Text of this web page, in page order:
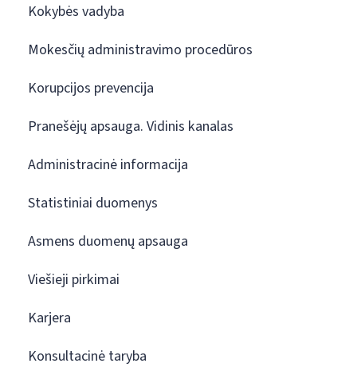
Kokybės vadyba
Mokesčių administravimo procedūros
Korupcijos prevencija
Pranešėjų apsauga. Vidinis kanalas
Administracinė informacija
Statistiniai duomenys
Asmens duomenų apsauga
Viešieji pirkimai
Karjera
Konsultacinė taryba